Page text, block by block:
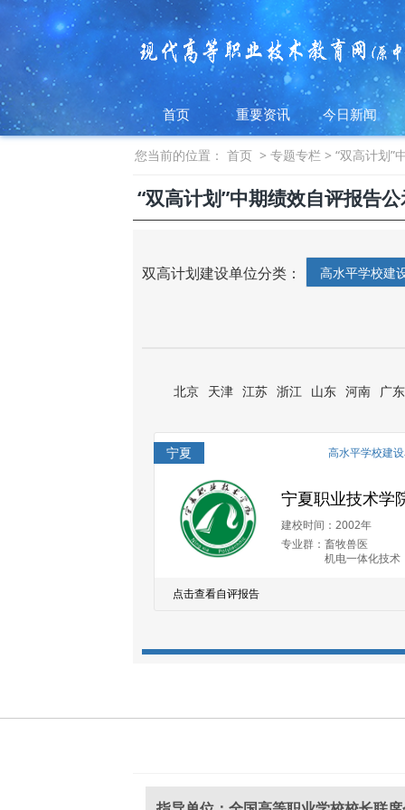
首页 重要资讯 今日新闻
您当前的位置：首页 >专题专栏 >“双高计划”
“双高计划”中期绩效自评报告
双高计划建设单位分类： 高水平学校建
北京 天津 江苏 浙江 山东 河南 广东
宁夏 高水平学校建
宁夏职业技术学
建校时间：2002年
专业群： 畜牧兽医
机电一体化技术
点击查看自评报告